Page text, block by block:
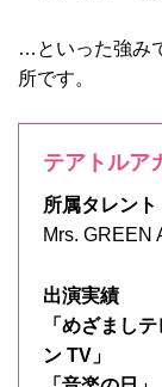
…といった強み
所です。
テアトルア
所属タレント
Mrs.
出演実績
「めざまし
ン TV」